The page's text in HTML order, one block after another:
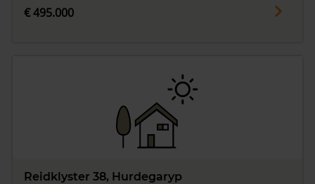
€ 495.000
Reidklyster 38, Hurdegaryp